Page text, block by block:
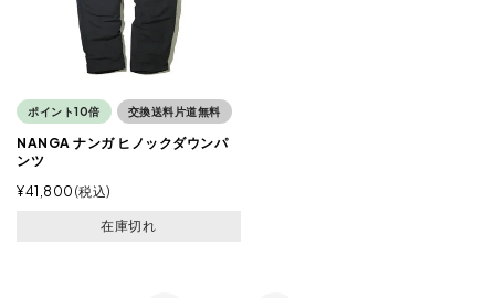
ポイント10倍 交換送料片道無料
NANGA ナンガ ヒノックダウンパ
ンツ
¥41,800 税込
在庫切れ